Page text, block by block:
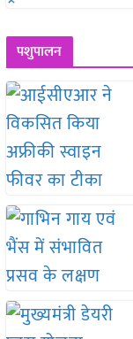
पशुपालन